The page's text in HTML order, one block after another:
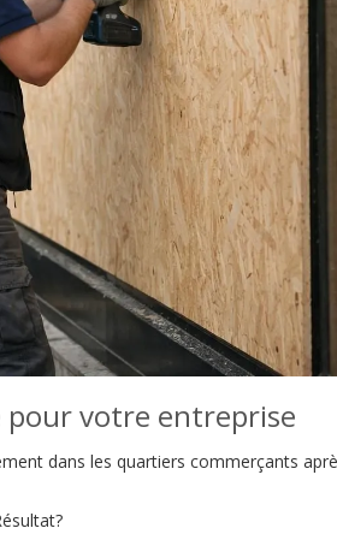
pour votre entreprise
dans les quartiers commerçants